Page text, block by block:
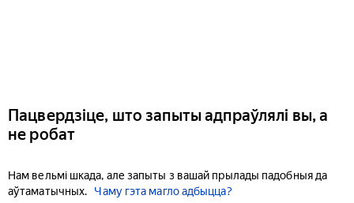
Пацвердзіце, што запыты адпраўлялі вы, а
не робат
Нам вельмі шкада, але запыты з вашай прылады падобныя да
аўтаматычных.
Чаму гэта магло адбыцца?